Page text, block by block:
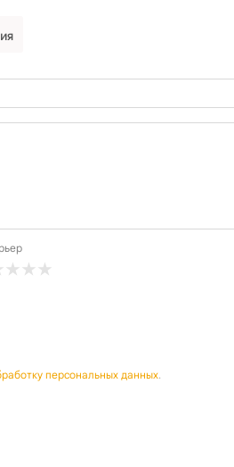
персональных данных.